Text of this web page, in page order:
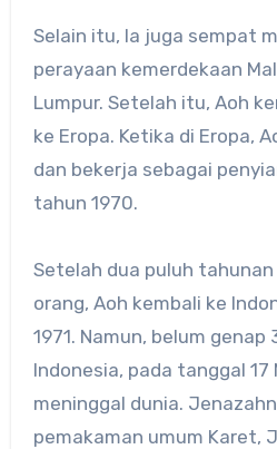
Selain itu, Ia juga sempat
perayaan kemerdekaan
Lumpur. Setelah itu, Aoh
ke Eropa. Ketika di Eropa,
dan bekerja sebagai
tahun 1970.
Setelah dua puluh
orang, Aoh kembali ke
1971. Namun, belum
Indonesia, pada tanggal 17
meninggal dunia.
pemakaman umum Karet,